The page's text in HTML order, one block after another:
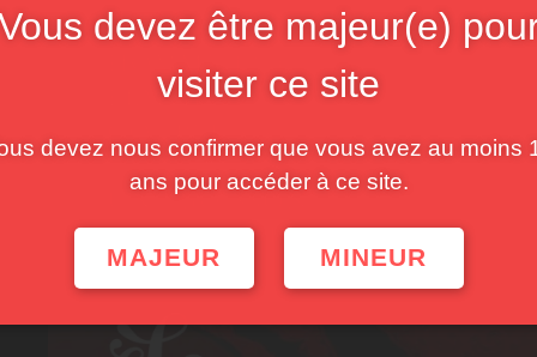
devez être majeur(e)
visiter ce site
devez nous confirmer que vous avez au moins
ans pour accéder à ce site.
MAJEUR MINEUR